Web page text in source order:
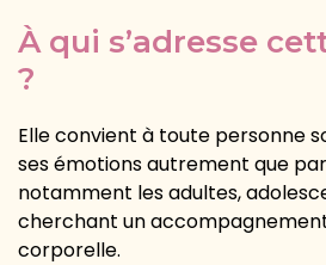
À qui s’adresse
?
Elle convient à toute personne
ses émotions autrement que
notamment les adultes,
cherchant un
corporelle.